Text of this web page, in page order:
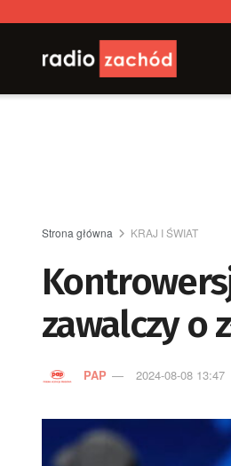
Strona główna KRAJ I ŚWIAT
zawalczy o
PAP 2024-08-08 13:47